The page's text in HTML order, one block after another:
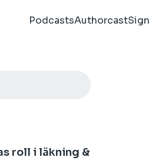
PodcastsAuthorcastSign
roll i läkning &